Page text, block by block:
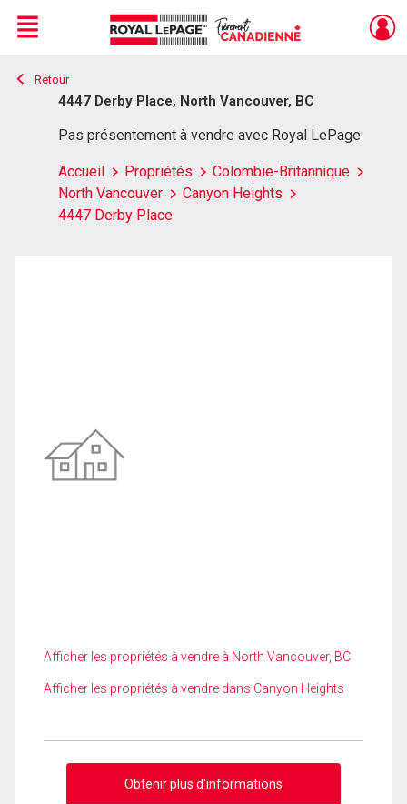
Live
En Direct
Menu
Retour
4447 Derby Place, North Vancouver, BC
Pas présentement à vendre avec Royal LePage
Accueil Propriétés
Colombie-Britannique
North Vancouver
Canyon Heights
4447 Derby Place
Afficher les propriétés à vendre à North Vancouver, BC
Afficher les propriétés à vendre dans Canyon Heights
Obtenir plus d'informations